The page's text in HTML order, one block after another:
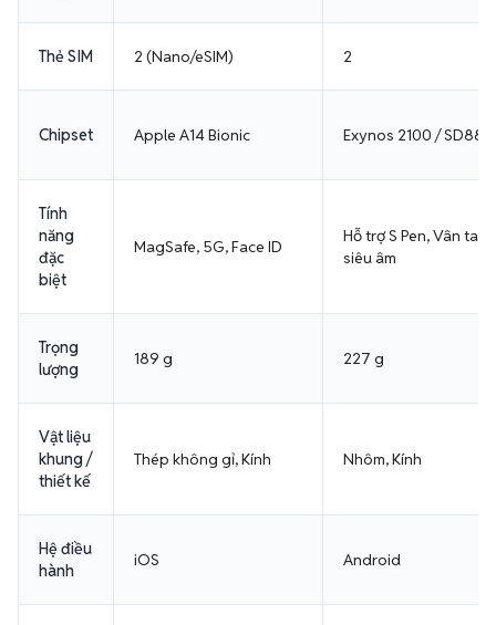
Thẻ SIM 2 (Nano/eSIM) 2
Chipset Apple A14 Bionic Exynos 2100 / SD888
Tính
năng
đặc
biệt
MagSafe, 5G, Face ID
Hỗ trợ S Pen, Vân tay
siêu âm
Trọng
lượng
189 g 227 g
Vật liệu
khung /
thiết kế
Thép không gỉ, Kính Nhôm, Kính
Hệ điều
hành
iOS Android